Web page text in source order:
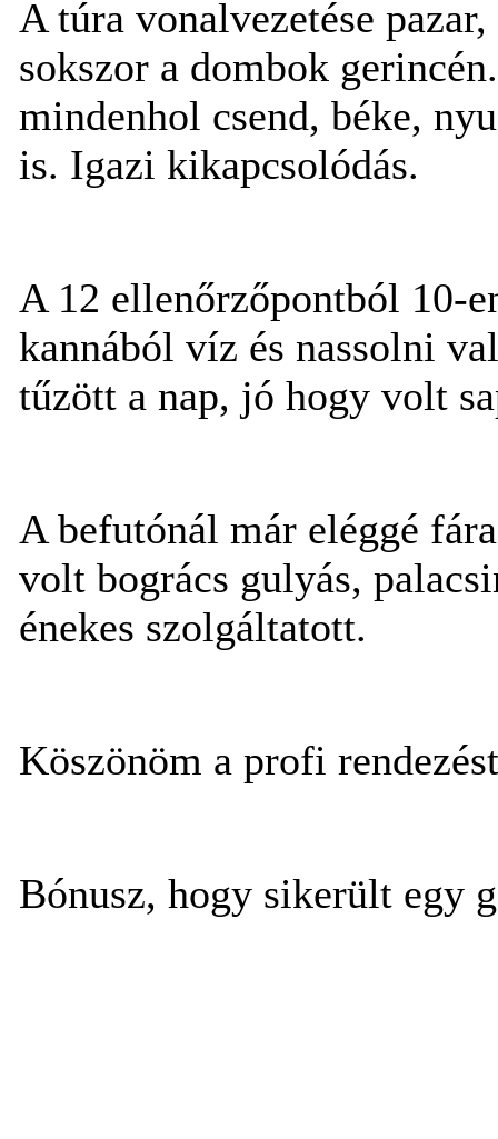
A túra vonalvezetése
sokszor a dombok
mindenhol csend, béke,
is. Igazi kikapcsolódás.
A 12 ellenőrzőpontból 10-
kannából víz és nassolni
tűzött a nap, jó hogy volt
A befutónál már eléggé
volt bogrács gulyás,
énekes szolgáltatott.
Köszönöm a profi
Bónusz, hogy sikerült egy